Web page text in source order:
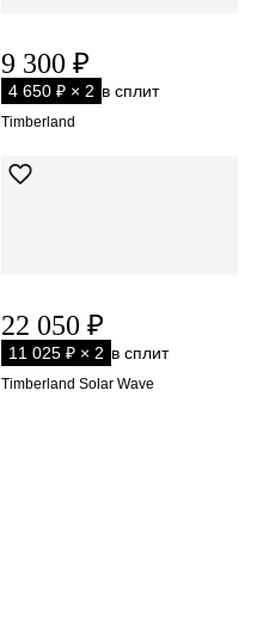
9 300 ₽
4 650 ₽ × 2 в сплит
Timberland
22 050 ₽
11 025 ₽ × 2 в сплит
Timberland Solar Wave